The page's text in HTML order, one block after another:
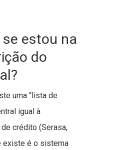
estou na
do
uma “lista de
igual à
crédito (Serasa,
existe é o sistema